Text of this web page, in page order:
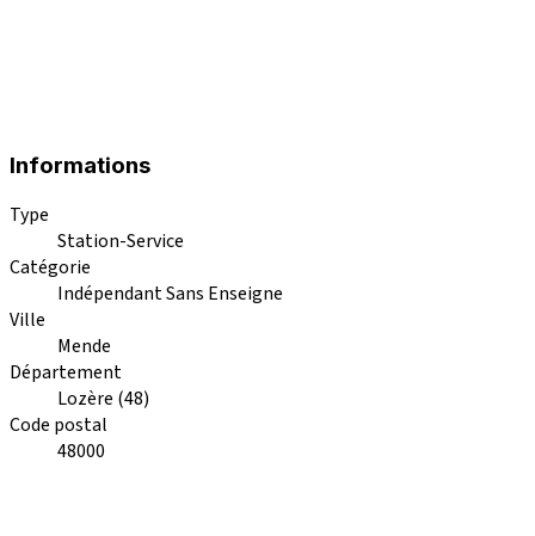
Informations
Type
Station-Service
Catégorie
Indépendant Sans Enseigne
Ville
Mende
Département
Lozère (48)
Code postal
48000